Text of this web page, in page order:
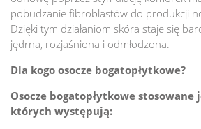
pobudzanie fibroblastów do produkcji
Dzięki tym działaniom skóra staje się
jędrna, rozjaśniona i odmłodzona.
Dla kogo osocze bogatopłytkowe?
Osocze bogatopłytkowe
których występują: